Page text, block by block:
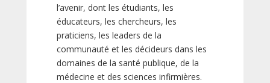
l’avenir, dont les étudiants, les
éducateurs, les chercheurs, les
praticiens, les leaders de la
communauté et les décideurs dans les
domaines de la santé publique, de la
médecine et des sciences infirmières.